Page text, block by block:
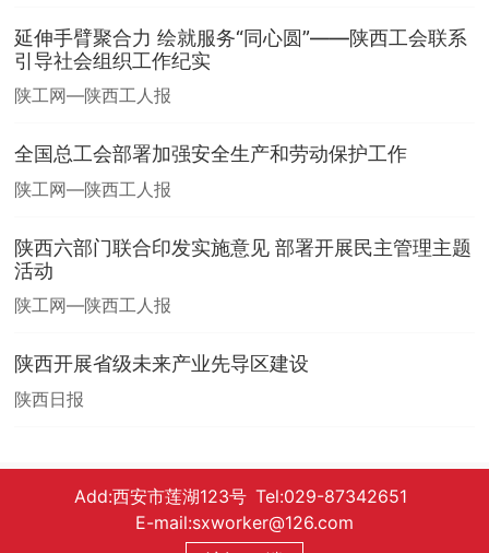
延伸手臂聚合力 绘就服务“同心圆”——陕西工会联系
引导社会组织工作纪实
陕工网—陕西工人报
全国总工会部署加强安全生产和劳动保护工作
陕工网—陕西工人报
陕西六部门联合印发实施意见 部署开展民主管理主题
活动
陕工网—陕西工人报
陕西开展省级未来产业先导区建设
陕西日报
Add:西安市莲湖123号 Tel:029-87342651
E-mail:sxworker@126.com